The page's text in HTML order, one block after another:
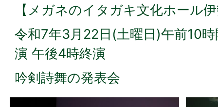
【メガネのイタガキ文化ホール
令和7年3月22日(土曜日)午前10
演 午後4時終演
吟剣詩舞の発表会